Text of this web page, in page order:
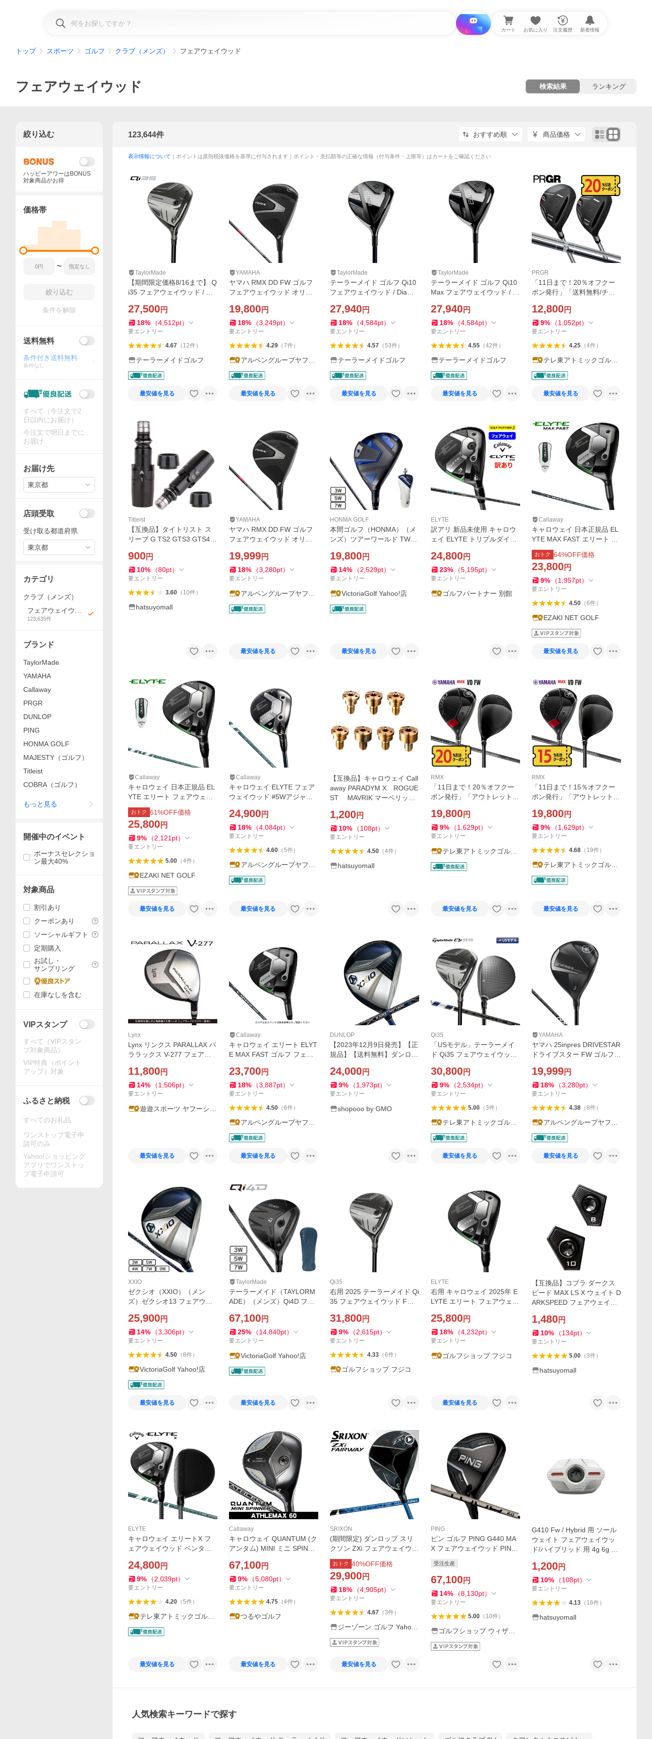
i と探す カート お気に入り 注文履歴 新着情報
トップ スポーツ ゴルフ クラブ（メンズ） フェアウェイウッド
フェアウェイウッド 検索結果 ランキング
123,644件 おすすめ順 商品価格
表示情報について ｜ポイントは原則税抜価格を基準に付与されます｜ポイント・支払額等の正確な情報（付与条件・上限等）はカートをご確認ください
TaylorMade
【期間限定価格8/16まで】 Q
i35 フェアウェイウッド / Dia
27,500円
18% （4,512pt）
要エントリー
4.67（ 12件）
テーラーメイドゴルフ
最安値を見る
YAMAHA
ヤマハ RMX DD FW ゴルフ
フェアウェイウッド オリジ
0 2025年モデル メンズ YAM
AHA
19,800円
18% （3,249pt）
要エントリー
4.29（7件）
アルペングループヤフー
店
最安値を見る
TaylorMade
テーラーメイド ゴルフ Qi10
フェアウェイウッド / Diama
27,940円
18% （4,584pt）
要エントリー
4.57（53件）
テーラーメイドゴルフ
最安値を見る
TaylorMade
テーラーメイド ゴルフ Qi10
Max フェアウェイウッド / Di
27,940円
18% （4,584pt）
要エントリー
4.55（42件）
テーラーメイドゴルフ
最安値を見る
PRGR
「11日まで！20％オフクー
ポン発行」「送料無料/チタ
ズQ キュー フェアウェイウ
ッド オリジナル カーボンシ
ャフト
12,800円
9% （1,052pt）
要エントリー
4.25（4件）
テレ東アトミックゴルフ
ヤフー店
最安値を見る
Titleist
【互換品】タイトリスト ス
リーブ G TS2 GTS3 GTS4 G
R4 TS1 TS2 TS3 TS4 TSi1 T
Si2 TSi3 TSi4 917 915 913 9
10 フェアウェイウッド FW
900円
10% （80pt）
要エントリー
3.60（ 10件）
hatsuyomall
YAMAHA
ヤマハ RMX DD FW ゴルフ
フェアウェイウッド オリジ
0 S 2025年モデル メンズ YA
MAHA
19,999円
18% （3,280pt）
要エントリー
アルペングループヤフー
店
最安値を見る
HONMA GOLF
本間ゴルフ（HONMA）（メ
ンズ）ツアーワールド TW76
D EZ-C
19,800円
14% （2,529pt）
要エントリー
VictoriaGolf Yahoo!店
最安値を見る
ELYTE
訳アリ 新品未使用 キャロウ
ェイ ELYTE トリプルダイヤ
ズ 2024年モデル 右用 TENS
EI GREEN 60 for CW 純正シ
ャフト フレックス 新品
24,800円
23% （5,195pt）
要エントリー
ゴルフパートナー 別館
Callaway
キャロウェイ 日本正規品 EL
YTE MAX FAST エリート マ
ックスファスト フェアウェ
イウッド LIN-Q GREEN 40 f
or Callawayカーボンシャフ
ト 2025モデル
おトク 64%OFF価格
23,800円
9% （1,957pt）
要エントリー
4.50（6件）
EZAKI NET GOLF
最安値を見る
Callaway
キャロウェイ 日本正規品 EL
YTE エリート フェアウェイ
ウッド VENTUS GREEN 50 f
or Callawayカーボンシャフ
ト 2025モデル
おトク 61%OFF価格
25,800円
9% （2,121 pt）
要エントリー
5.00（4件）
EZAKI NET GOLF
最安値を見る
Callaway
キャロウェイ ELYTE フェア
ウェイウッド #5Wアジャス
ゴルフ VENTUS GREEN 50 f
or 18.0゜ 2025年モデル メン
ズ Callaway
24,900円
18% （4,084pt）
要エントリー
4.60（5件）
アルペングループヤフー
店
最安値を見る
【互換品】キャロウェイ Call
away PARADYM X ROGUE
ST MAVRIK マーベリッ
ピード ドライバー/フェアウ
ェイウッド 用ウェイト 金
1,200円
10% （108pt）
要エントリー
4.50（4件）
hatsuyomall
RMX
「11日まで！20％オフクー
ポン発行」「アウトレット/
FW フェアウェイウッド TEN
SEI TB f カーボンシャフト
リミックス テンセイ
19,800円
9% （1,629pt）
要エントリー
テレ東アトミックゴルフ
ヤフー店
最安値を見る
RMX
「11日まで！15％オフクー
ポン発行」「アウトレット/
FW フェアウェイウッド TEN
SEI TR f カーボンシャフト
リミックス テンセイ
19,800円
9% （1,629pt）
要エントリー
4.68（ 19件）
テレ東アトミックゴルフ
ヤフー店
最安値を見る
Lynx
Lynx リンクス PARALLAX パ
ララックス V-277 フェアウ
ャフト Lynx PARALLAX 【L
ｙ】
11,800円
14% （1,506pt）
要エントリー
遊遊スポーツ ヤフーショ
最安値を見る
Callaway
キャロウェイ エリート ELYT
E MAX FAST ゴルフ フェア
40 for 2025年モデル メンズ
Callaway
23,700円
18% （3,887pt）
要エントリー
4.50（6件）
アルペングループヤフー
店
最安値を見る
DUNLOP
【2023年12月9日発売】【正
規品】【送料無料】ダンロッ
イウッド■MP1300カーボン
シャフト
24,000円
9% （1,973pt）
要エントリー
shopooo by GMO
Qi35
「USモデル」テーラーメイ
ド Qi35 フェアウェイウッド
ンシャフト
30,800円
9% （2,534pt）
要エントリー
5.00（3件）
テレ東アトミックゴルフ
ヤフー店
最安値を見る
YAMAHA
ヤマハ 25inpres DRIVESTAR
ドライブスター FW ゴルフ
NX for Yamaha M425F 2024
年モデル メンズ YAMAHA
19,999円
18% （3,280pt）
要エントリー
4.38（8件）
アルペングループヤフー
店
最安値を見る
XXIO
ゼクシオ（XXIO）（メン
ズ）ゼクシオ13 フェアウェ
25,900円
14% （3,306pt）
要エントリー
4.50（8件）
VictoriaGolf Yahoo!店
最安値を見る
TaylorMade
テーラーメイド（TAYLORM
ADE）（メンズ）Qi4D フェ
67,100円
25% （14,840pt）
要エントリー
VictoriaGolf Yahoo!店
最安値を見る
Qi35
右用 2025 テーラーメイド Qi
35 フェアウェイウッド FW
ボンシャフト TaylorMade
「あすつく対応」
31,800円
9% （2,615pt）
要エントリー
4.33（6件）
ゴルフショップ フジコ
ELYTE
右用 キャロウェイ 2025年 E
LYTE エリート フェアウェイ
S GREEN 50 for Callaway シ
ャフト Callaway 25「あすつ
く対応」
25,800円
18% （4,232pt）
要エントリー
ゴルフショップ フジコ
最安値を見る
【互換品】コブラ ダークス
ピード MAX LS X ウェイト D
ARKSPEED フェアウェイ対
用ウェイト ダークスピード
DARKSPEED 対応ウェイト
1,480円
10% （134pt）
要エントリー
5.00（3件）
hatsuyomall
ELYTE
キャロウェイ エリートX フ
ェアウェイウッド ベンタス
ーボンシャフト
24,800円
9% （2,039pt）
要エントリー
4.20（5件）
テレ東アトミックゴルフ
ヤフー店
最安値を見る
Callaway
キャロウェイ QUANTUM (ク
アンタム) MINI ミニ SPINNE
MAX 60 右利き用 2026年モ
デル 日本正規品
67,100円
9% （5,080pt）
要エントリー
4.75（4件）
つるやゴルフ
最安値を見る
SRIXON
(期間限定) ダンロップ スリ
クソン ZXi フェアウェイウッ
ド VENTUS ZXi 6 カーボン
(sbn)
おトク 40%OFF価格
29,900円
18% （4,905pt）
要エントリー
4.67（3件）
ジーゾーン ゴルフ Yahoo!
店
最安値を見る
PING
ピン ゴルフ PING G440 MA
X フェアウェイウッド PING
規品 左右選択可 ピンゴルフ
ping g440 FW マックス MAX
受注生産
67,100円
14% （8,130pt）
要エントリー
5.00（ 10件）
ゴルフショップ ウィザー
ド
G410 Fw / Hybrid 用 ソール
ウェイト フェアウェイウッ
ド/ハイブリッド 用 4g 6g 7g
換品】
1,200円
10% （108pt）
要エントリー
4.13（ 16件）
hatsuyomall
人気検索キーワードで探す
絞り込む
ハッピーアワーはBONUS
対象商品がお得
価格帯
〜
絞り込む
条件を解除
送料無料
条件付き送料無料
条件なし
すべて（今注文で2
日以内にお届け）
今注文で明日までに
お届け
お届け先
東京都
店頭受取
受け取る都道府県
東京都
カテゴリ
クラブ（メンズ）
フェアウェイウッ
ド
123,635件
ブランド
TaylorMade
YAMAHA
Callaway
PRGR
DUNLOP
PING
HONMA GOLF
MAJESTY（ゴルフ）
Titleist
COBRA（ゴルフ）
もっと見る
開催中のイベント
ボーナスセレクショ
ン最大40%
対象商品
割引あり
クーポンあり
ソーシャルギフト
定期購入
お試し・
サンプリング
在庫なしを含む
VIPスタンプ
すべて（VIPスタン
プ対象商品）
VIP特典（ポイント
アップ）対象
ふるさと納税
すべてのお礼品
ワンストップ電子申
請可のみ
Yahoo!ショッピング
アプリでワンストッ
プ電子申請可